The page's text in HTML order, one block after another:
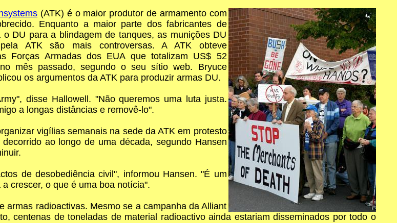
(ATK) é o maior produtor de armamento com
Enquanto a maior parte dos fabricantes de
o DU para a blindagem de tanques, as munições DU
pela ATK são mais controversas. A ATK obteve
Forças Armadas dos EUA que totalizam US$ 52
mês passado, segundo o seu sítio web. Bryuce
os argumentos da ATK para produzir armas DU.
disse Hallowell. "Não queremos uma luta justa.
a longas distâncias e removê-lo".
vigílias semanais na sede da ATK em protesto
ao longo de uma década, segundo Hansen
de desobediência civil", informou Hansen. "É um
crescer, o que é uma boa notícia".
radioactivas. Mesmo se a campanha da Alliant
centenas de toneladas de material radioactivo ainda estariam disseminados por todo o